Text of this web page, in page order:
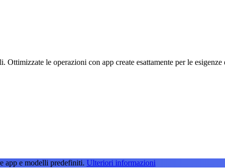
Ottimizzate le operazioni con app create esattamente per le esigenze
app e modelli predefiniti. Ulteriori informazioni